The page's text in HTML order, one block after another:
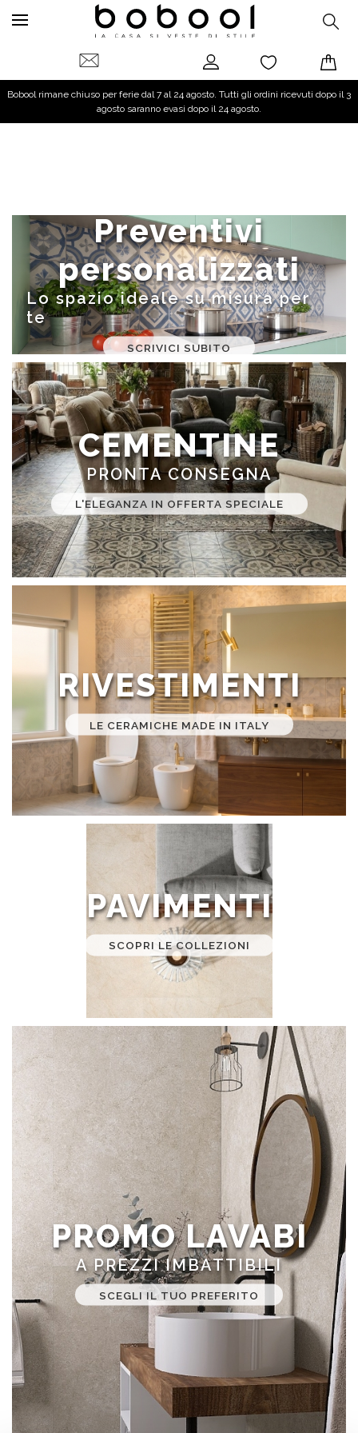
Bobool rimane chiuso per ferie dal 7 al 24 agosto. Tutti gli ordini ricevuti dopo il 3
agosto saranno evasi dopo il 24 agosto.
Preventivi
personalizzati
Lo spazio ideale su misura per
te
SCRIVICI SUBITO
CEMENTINE
PRONTA CONSEGNA
L'ELEGANZA IN OFFERTA SPECIALE
RIVESTIMENTI
LE CERAMICHE MADE IN ITALY
PAVIMENTI
SCOPRI LE COLLEZIONI
PROMO LAVABI
A PREZZI IMBATTIBILI
SCEGLI IL TUO PREFERITO